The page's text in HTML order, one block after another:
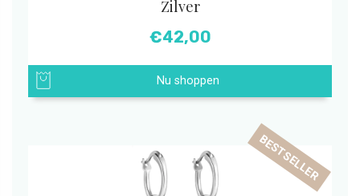
Zilver
€42,00
Nu shoppen
BESTSELLER